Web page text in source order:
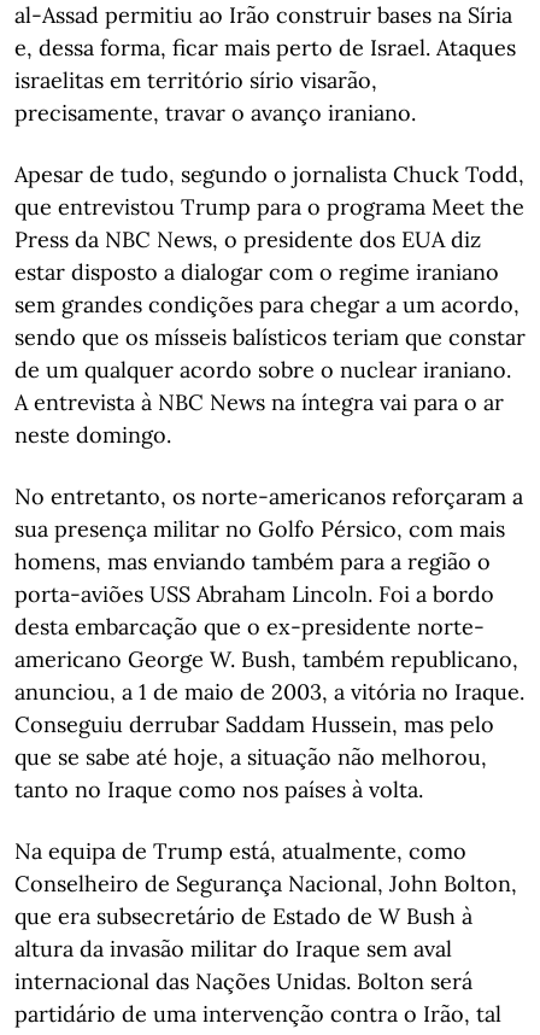
al-Assad permitiu ao Irão construir bases na Síria
e, dessa forma, ficar mais perto de Israel. Ataques
israelitas em território sírio visarão,
precisamente, travar o avanço iraniano.
Apesar de tudo, segundo o jornalista Chuck Todd,
que entrevistou Trump para o programa Meet the
Press da NBC News, o presidente dos EUA diz
estar disposto a dialogar com o regime iraniano
sem grandes condições para chegar a um acordo,
sendo que os mísseis balísticos teriam que constar
de um qualquer acordo sobre o nuclear iraniano.
A entrevista à NBC News na íntegra vai para o ar
neste domingo.
No entretanto, os norte-americanos reforçaram a
sua presença militar no Golfo Pérsico, com mais
homens, mas enviando também para a região o
porta-aviões USS Abraham Lincoln. Foi a bordo
desta embarcação que o ex-presidente norte-
americano George W. Bush, também republicano,
anunciou, a 1 de maio de 2003, a vitória no Iraque.
Conseguiu derrubar Saddam Hussein, mas pelo
que se sabe até hoje, a situação não melhorou,
tanto no Iraque como nos países à volta.
Na equipa de Trump está, atualmente, como
Conselheiro de Segurança Nacional, John Bolton,
que era subsecretário de Estado de W Bush à
altura da invasão militar do Iraque sem aval
internacional das Nações Unidas. Bolton será
partidário de uma intervenção contra o Irão, tal